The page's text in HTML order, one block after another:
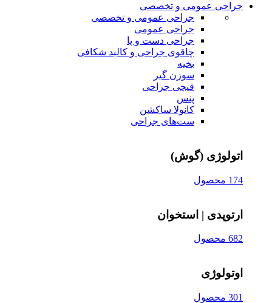
جراحی عمومی و تخصصی
جراحی عمومی و تخصصی
جراحی عمومی
جراحی دست و پا
چاقوی جراحی و کالبد شکافی
بخیه
سوزن‌ گیر
قیچی‌ جراحی
پنس
کانولا ساکشن
ست‌های جراحی
اتولوژی (گوش)
174 محصول
ارتوپدی | استخوان
682 محصول
اوتولوژی
301 محصول